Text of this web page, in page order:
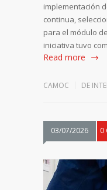
implementación
continua,
para el módulo
iniciativa tuvo
Read more
CAMOC DE
03/07/2026 0